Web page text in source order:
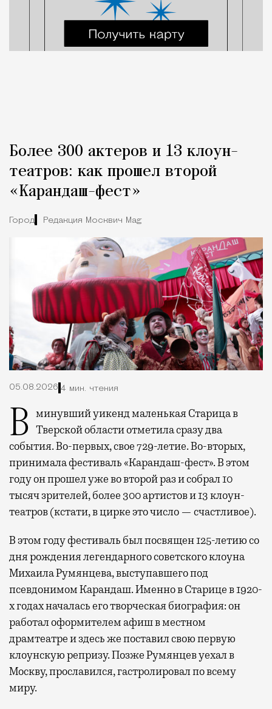
Более 300 актеров и 13 клоун-
театров: как прошел второй
«Карандаш-фест»
Город Редакция Москвич Mag
05.08.2026 4 мин. чтения
В минувший уикенд маленькая Старица в Тверской области отметила сразу два
события. Во-первых, свое 729-летие. Во-вторых,
принимала фестиваль «Карандаш-фест». В этом
году он прошел уже во второй раз и собрал 10
тысяч зрителей, более 300 артистов и 13 клоун-
театров (кстати, в цирке это число — счастливое).
В этом году фестиваль был посвящен 125-летию со
дня рождения легендарного советского клоуна
Михаила Румянцева, выступавшего под
псевдонимом Карандаш. Именно в Старице в 1920-
х годах началась его творческая биография: он
работал оформителем афиш в местном
драмтеатре и здесь же поставил свою первую
клоунскую репризу. Позже Румянцев уехал в
Москву, прославился, гастролировал по всему
миру.